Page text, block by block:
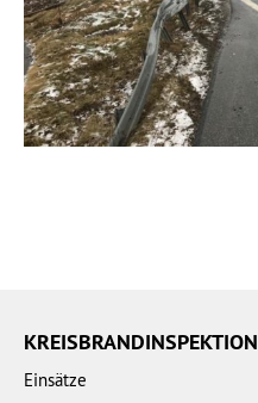
KREISBRANDINSPEKTION
Einsätze